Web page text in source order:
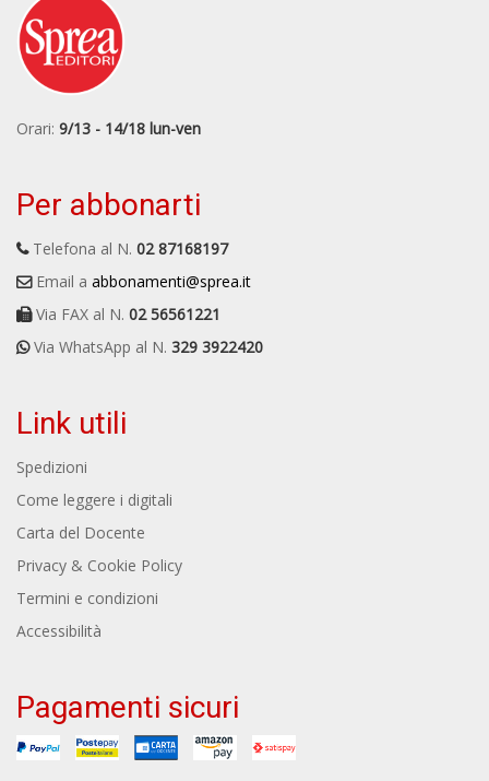
Orari: 9/13 - 14/18 lun-ven
Per abbonarti
Telefona al N. 02 87168197
Email a abbonamenti@sprea.it
Via FAX al N. 02 56561221
Via WhatsApp al N. 329 3922420
Link utili
Spedizioni
Come leggere i digitali
Carta del Docente
Privacy & Cookie Policy
Termini e condizioni
Accessibilità
Pagamenti sicuri